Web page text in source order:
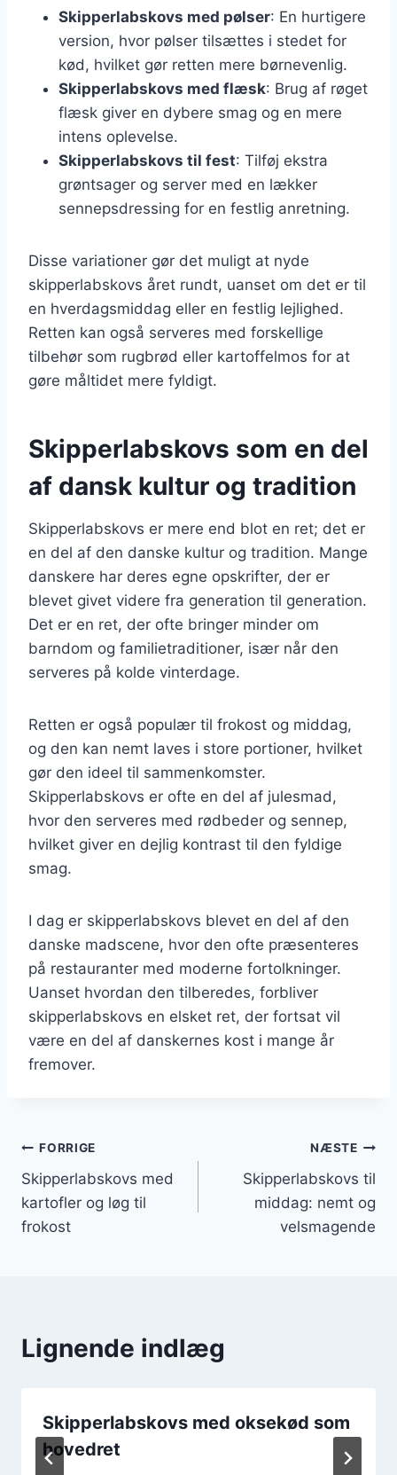
Skipperlabskovs med pølser: En hurtigere
version, hvor pølser tilsættes i stedet for
kød, hvilket gør retten mere børnevenlig.
Skipperlabskovs med flæsk: Brug af røget
flæsk giver en dybere smag og en mere
intens oplevelse.
Skipperlabskovs til fest: Tilføj ekstra
grøntsager og server med en lækker
sennepsdressing for en festlig anretning.
Disse variationer gør det muligt at nyde
skipperlabskovs året rundt, uanset om det er til
en hverdagsmiddag eller en festlig lejlighed.
Retten kan også serveres med forskellige
tilbehør som rugbrød eller kartoffelmos for at
gøre måltidet mere fyldigt.
Skipperlabskovs som en del
af dansk kultur og tradition
Skipperlabskovs er mere end blot en ret; det er
en del af den danske kultur og tradition. Mange
danskere har deres egne opskrifter, der er
blevet givet videre fra generation til generation.
Det er en ret, der ofte bringer minder om
barndom og familietraditioner, især når den
serveres på kolde vinterdage.
Retten er også populær til frokost og middag,
og den kan nemt laves i store portioner, hvilket
gør den ideel til sammenkomster.
Skipperlabskovs er ofte en del af julesmad,
hvor den serveres med rødbeder og sennep,
hvilket giver en dejlig kontrast til den fyldige
smag.
I dag er skipperlabskovs blevet en del af den
danske madscene, hvor den ofte præsenteres
på restauranter med moderne fortolkninger.
Uanset hvordan den tilberedes, forbliver
skipperlabskovs en elsket ret, der fortsat vil
være en del af danskernes kost i mange år
fremover.
Indlægsnavigation
FORRIGE
Skipperlabskovs med
kartofler og løg til
frokost
NÆSTE
Skipperlabskovs til
middag: nemt og
velsmagende
Lignende indlæg
Skipperlabskovs med oksekød som
hovedret